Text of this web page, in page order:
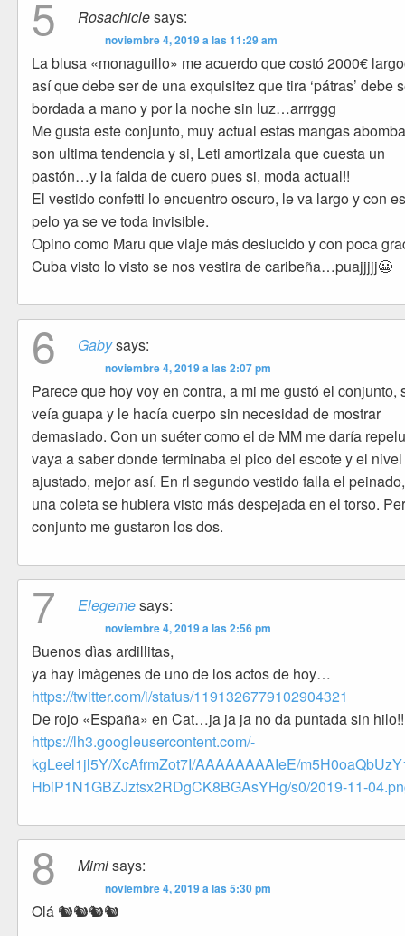
5 Rosachiclesays:
noviembre 4, 2019 a las 11:29 am
La blusa «monaguillo» me acuerdo que costó 2000€
así que debe ser de una exquisitez que tira ‘pátras’ debe
bordada a mano y por la noche sin luz…arrrggg
Me gusta este conjunto, muy actual estas mangas
son ultima tendencia y si, Leti amortizala que cuesta un
pastón…y la falda de cuero pues si, moda actual!!
El vestido confetti lo encuentro oscuro, le va largo y con
pelo ya se ve toda invisible.
Opino como Maru que viaje más deslucido y con poca
Cuba visto lo visto se nos vestira de caribeña…puajjjjj😬
6 Gabysays:
noviembre 4, 2019 a las 2:07 pm
Parece que hoy voy en contra, a mi me gustó el conjunto,
veía guapa y le hacía cuerpo sin necesidad de mostrar
demasiado. Con un suéter como el de MM me daría
vaya a saber donde terminaba el pico del escote y el
ajustado, mejor así. En rl segundo vestido falla el
una coleta se hubiera visto más despejada en el torso.
conjunto me gustaron los dos.
7 Elegemesays:
noviembre 4, 2019 a las 2:56 pm
Buenos dìas ardillitas,
ya hay imàgenes de uno de los actos de hoy…
https://twitter.com/i/status/1191326779102904321
De rojo «España» en Cat…ja ja ja no da puntada sin
https://lh3.googleusercontent.com/-
kgLeel1jl5Y/XcAfrmZot7I/AAAAAAAAIeE/
HbiP1N1GBZJztsx2RDgCK8BGAsYHg/s0/2019-11-
8 Mimisays:
noviembre 4, 2019 a las 5:30 pm
Olá 🐿🐿🐿🐿